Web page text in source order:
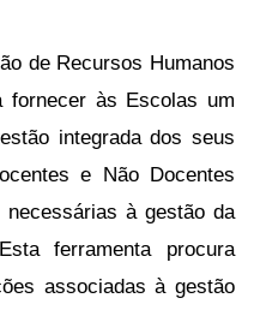
de Recursos Humanos
fornecer às Escolas um
integrada dos seus
e Não Docentes
à gestão da
Esta ferramenta procura
associadas à gestão